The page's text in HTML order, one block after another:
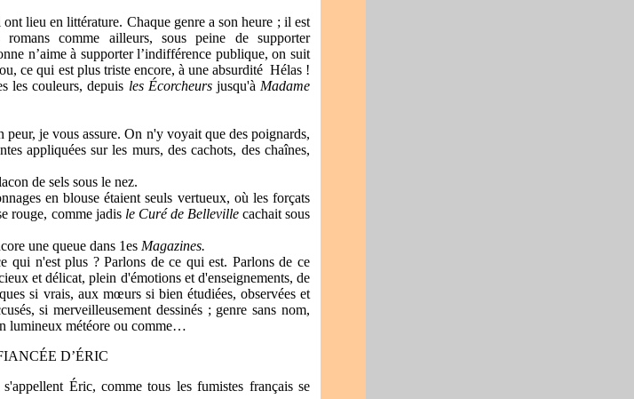
lieu en littérature. Chaque genre a son heure ; il est
comme ailleurs, sous peine de supporter
n’aime à supporter l’indifférence publique, on suit
ce qui est plus triste encore, à une absurdité Hélas !
les couleurs, depuis les Écorcheurs jusqu'à Madame
peur, je vous assure. On n'y voyait que des poignards,
appliquées sur les murs, des cachots, des chaînes,
de sels sous le nez.
en blouse étaient seuls vertueux, où les forçats
rouge, comme jadis le Curé de Belleville cachait sous
une queue dans 1es Magazines.
n'est plus ? Parlons de ce qui est. Parlons de ce
et délicat, plein d'émotions et d'enseignements, de
si vrais, aux mœurs si bien étudiées, observées et
si merveilleusement dessinés ; genre sans nom,
lumineux météore ou comme…
D’ÉRIC
Éric, comme tous les fumistes français se